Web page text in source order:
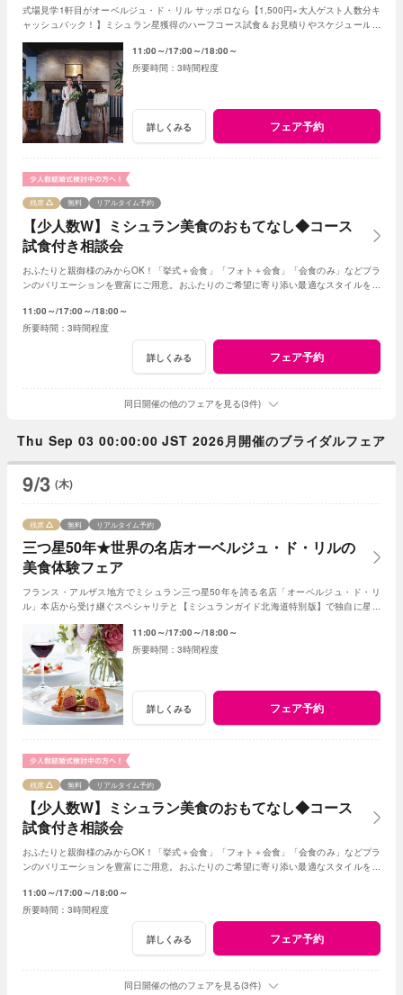
式場見学1軒目がオーベルジュ・ド・リル サッポロなら【1,500円×大人ゲスト人数分キ
ャッシュバック！】ミシュラン星獲得のハーフコース試食＆お見積りやスケジュールも
11:00～ 17:00～ 18:00～
3時間程度
詳しくみる フェア予約
【少人数W】ミシュラン美食のおもてなし◆コース
試食付き相談会
残席 無料 リアルタイム予約
おふたりと親御様のみからOK！「挙式＋会食」「フォト＋会食」「会食のみ」などプラ
ンのバリエーションを豊富にご用意。おふたりのご希望に寄り添い最適なスタイルをご
11:00～ 17:00～ 18:00～
3時間程度
詳しくみる フェア予約
同日開催の他のフェアを見る(3件)
Thu Sep 03 00:00:00 JST 2026月開催のブライダルフェア
9/3 (木)
三つ星50年★世界の名店オーベルジュ・ド・リルの
美食体験フェア
残席 無料 リアルタイム予約
フランス・アルザス地方でミシュラン三つ星50年を誇る名店「オーベルジュ・ド・リ
ル」本店から受け継ぐスペシャリテと【ミシュランガイド北海道特別版】で独自に星を
11:00～ 17:00～ 18:00～
3時間程度
詳しくみる フェア予約
【少人数W】ミシュラン美食のおもてなし◆コース
試食付き相談会
残席 無料 リアルタイム予約
おふたりと親御様のみからOK！「挙式＋会食」「フォト＋会食」「会食のみ」などプラ
ンのバリエーションを豊富にご用意。おふたりのご希望に寄り添い最適なスタイルをご
11:00～ 17:00～ 18:00～
3時間程度
詳しくみる フェア予約
同日開催の他のフェアを見る(3件)